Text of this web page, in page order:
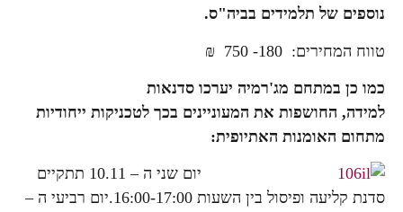
נוספים של תלמידים בביה"ס.
טווח המחירים: 180- 750 ₪
כמו כן במתחם מג'רמיה יערכו סדנאות
למידה, החושפות את המעוניינים בכך לטכניקות ייחודיות
מתחום האומנות האתיופית:
יום שני ה – 10.11 תתקיים
סדנת קליעה ופיסול בין השעות 16:00-17:00.יום רביעי ה –